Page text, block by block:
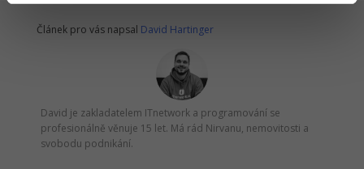
Článek pro vás napsal David Hartinger
David je zakladatelem ITnetwork a programování se
profesionálně věnuje 15 let. Má rád Nirvanu, nemovitosti a
svobodu podnikání.